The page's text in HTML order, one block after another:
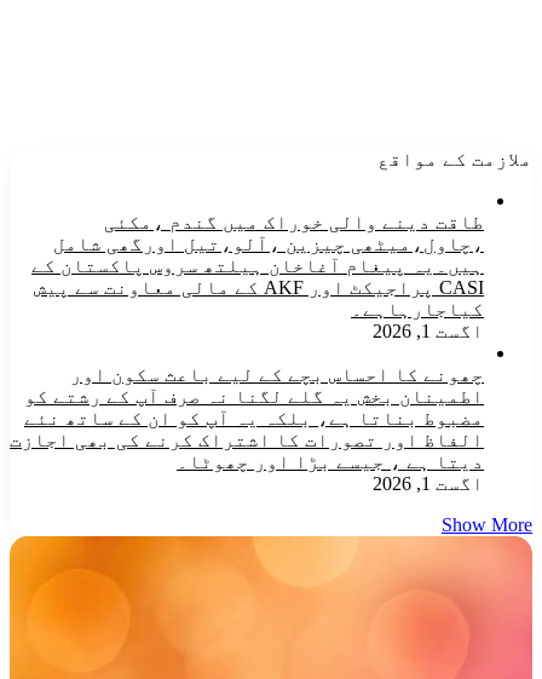
ملازمت کے مواقع
طاقت دینے والی خوراک میں گندم ،مکئی
،چاول،میٹھی چیزین ،آلو،تیل اورگھی شامل
ہیں۔یہ پیغام آغاخان ہیلتھ سروس پاکستان کے
CASI پراجیکٹ اور AKF کے مالی معاونت سے پیش
کیاجارہاہے۔
اگست 1, 2026
چھونے کا احساس بچے کے لیے باعث سکون اور
اطمینان بخش یہ گلے لگنا نہ صرف آپ کے رشتے کو
مضبوط بناتا ہے، بلکہ یہ آپ کو ان کے ساتھ نئے
الفاظ اور تصورات کا اشتراک کرنے کی بھی اجازت
دیتا ہے ، جیسے بڑا اور چھوٹا۔
اگست 1, 2026
Show More